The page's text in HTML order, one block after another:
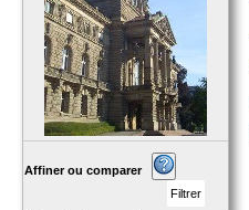
Affiner ou comparer